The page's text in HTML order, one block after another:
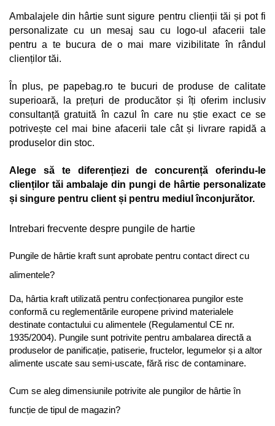
Ambalajele din hârtie sunt sigure pentru clienții tăi și pot fi
personalizate cu un mesaj sau cu logo-ul afacerii tale
pentru a te bucura de o mai mare vizibilitate în rândul
clienților tăi.
În plus, pe papebag.ro te bucuri de produse de calitate
superioară, la prețuri de producător și îți oferim inclusiv
consultanță gratuită în cazul în care nu știe exact ce se
potrivește cel mai bine afacerii tale cât și livrare rapidă a
produselor din stoc.
Alege să te diferențiezi de concurență oferindu-le
clienților tăi ambalaje din pungi de hârtie personalizate
și singure pentru client și pentru mediul înconjurător.
Intrebari frecvente despre pungile de hartie
Pungile de hârtie kraft sunt aprobate pentru contact direct cu
alimentele?
Da, hârtia kraft utilizată pentru confecționarea pungilor este
conformă cu reglementările europene privind materialele
destinate contactului cu alimentele (Regulamentul CE nr.
1935/2004). Pungile sunt potrivite pentru ambalarea directă a
produselor de panificație, patiserie, fructelor, legumelor și a altor
alimente uscate sau semi-uscate, fără risc de contaminare.
Cum se aleg dimensiunile potrivite ale pungilor de hârtie în
funcție de tipul de magazin?